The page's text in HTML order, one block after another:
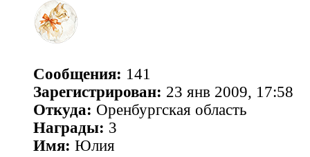
Сообщения: 141
Зарегистрирован: 23 янв 2009, 17:58
Откуда: Оренбургская область
Награды: 3
Имя: Юлия